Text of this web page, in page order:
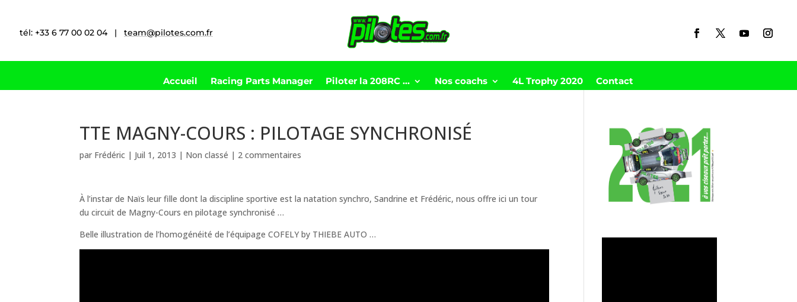
tél: +33 6 77 00 02 04 | team@pilotes.com.fr
Accueil Racing Parts Manager Piloter la 208RC … Nos coachs 4L Trophy 2020 Contact
TTE MAGNY-COURS : PILOTAGE SYNCHRONISÉ
par Frédéric | Juil 1, 2013 | Non classé | 2 commentaires
À l’instar de Naïs leur fille dont la discipline sportive est la natation synchro, Sandrine et Frédéric, nous offre ici un tour
du circuit de Magny-Cours en pilotage synchronisé …
Belle illustration de l’homogénéité de l’équipage COFELY by THIEBE AUTO …